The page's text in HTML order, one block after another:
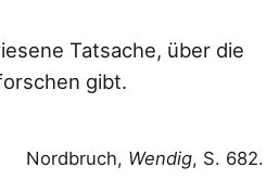
Tatsache, über die
gibt.
Nordbruch, Wendig, S. 682.